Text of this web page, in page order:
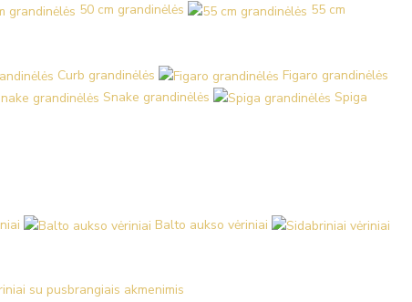
50 cm grandinėlės
55 cm
Curb grandinėlės
Figaro grandinėlės
Snake grandinėlės
Spiga
Balto aukso vėriniai
su pusbrangiais akmenimis